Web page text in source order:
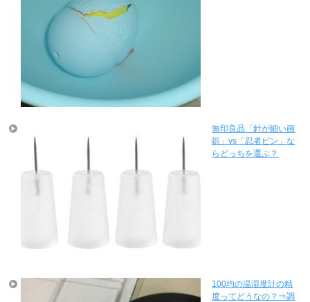
無印良品「針が細い画
鋲」vs「忍者ピン」な
らどっちを選ぶ？
100均の温湿度計の精
度ってどうなの？⇒調